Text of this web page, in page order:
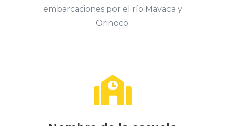
embarcaciones por el río Mavaca y
Orinoco.
